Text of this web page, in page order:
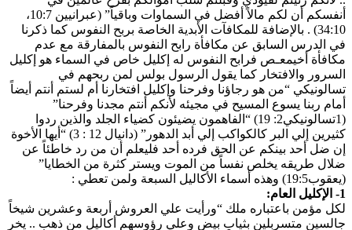
أنفسكم أن لكم مالاً أفضل في السماوات وباقياً” (عبرانيين 10:7،
34:10) . بالإضافة للمكافآت الأبدية الخاصة بربح النفوس كما ذكرنا
في الدرس السابق عن مكافأة رابح النفوس بالمفارقة مع عدم
مكافأة أخيمعـص فرابح النفوس له إكليل خاص في السماء هو إكليل
السرور والافتخار كما يقول الرسول بولس لمن ربحهم في
تسالونيكي “من هو رجاؤنا وفرحنا وإكليل افتخارنا أم لستم أنتم أيضاً
أمام ربنا يسوع المسيح في مجيئه لأنكم أنتم مجدنا وفرحنا”
(1تسالونيكي2: 19) “الفاهمون يضيئون كضياء الجلد والذين ردوا
كثيرين إلي البر كالكواكب إلي أبد الدهور” (دانيال 12 : 3) “أيها الأخوة
إن ضل أحد بينكم عن الحق فرده أحد فليعلم أن من رد خاطئاً عن
ضلال طريقه يخلص نفساً من الموت ويستر كثرة من الخطايا”
(يعقوب19:5) وهذه أسماء الأكاليل السبعة ولمن تعطي :
1- الإكليل العام:
لكل مؤمن باعتباره ملك “ورأيت علي العروش أربعة وعشرين شيخاً
جالسين متسربلين بثياب بيض وعلي رؤوسهم أكاليل من ذهب .. يخر